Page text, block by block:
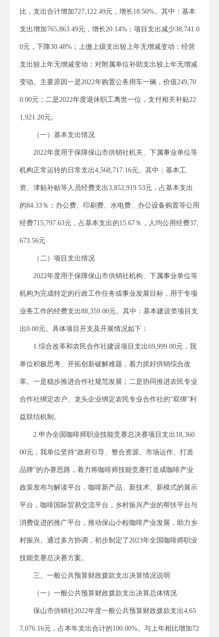
比，支出合计增加727,122.49元，增长18.50%。其中：基本
支出增加765,863.49元，增长20.14%；项目支出减少38,741.0
0元，下降30.48%；上缴上级支出较上年无增减变动；经营
支出较上年无增减变动；对附属单位补助支出较上年无增减
变动。主要原因一是2022年购置公务用车一辆，价值249,70
0.00元；二是2022年度退休职工离世一位，支付相关补贴22
1,921.20元。
（一）基本支出情况
2022年度用于保障保山市供销社机关、下属事业单位等
机构正常运转的日常支出4,568,717.16元。其中：基本工
资、津贴补贴等人员经费支出3,852,919.53元，占基本支出
的84.33％；办公费、印刷费、水电费、办公设备购置等公用
经费715,797.63元，占基本支出的15.67％，人均公用经费37,
673.56元
（二）项目支出情况
2022年度用于保障保山市供销社机构、下属事业单位等
机构为完成特定的行政工作任务或事业发展目标，用于专项
业务工作的经费支出88,359.00元。其中：基本建设类项目支
出0.00元。具体项目开支及开展情况如下：
1.综合改革和农民合作社建设项目支出69,999.00元，我
单位积极思考、开拓创新破解难题，着力抓好供销综合改
革。一是稳步推进合作社规范发展；二是协同推进农民专业
合作社绑定农户、龙头企业绑定农民专业合作社的“双绑”利
益联结机制。
2.申办全国咖啡师职业技能竞赛总决赛项目支出18,360.
00元，我单位坚持“政府引导、整合资源、市场运作、打造
品牌”的办赛思路，着力将咖啡师技能竞赛打造成咖啡产业
政策发布与解读平台，咖啡新产品、新技术、新模式的展示
平台，咖啡国际贸易交流平台，乡村振兴产业的帮扶平台与
消费促进的推广平台，推动保山小粒咖啡产业发展，助力乡
村振兴。通过多方协调，初步制定了2023年全国咖啡师职业
技能竞赛总决赛方案。
三、一般公共预算财政拨款支出决算情况说明
（一）一般公共预算财政拨款支出决算总体情况
保山市供销社2022年度一般公共预算财政拨款支出4,65
7,076.16元，占本年支出合计的100.00%。与上年相比增加72